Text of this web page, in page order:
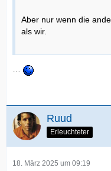
Aber nur wenn die
als wir.
Ruud
Erleuchteter
18. März 2025 um 09:19